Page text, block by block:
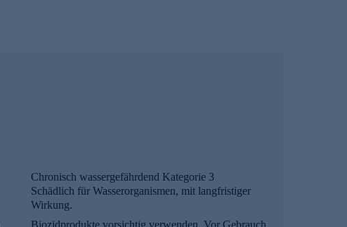
Chronisch wassergefährdend Kategorie 3
Schädlich für Wasserorganismen, mit langfristiger
Wirkung.